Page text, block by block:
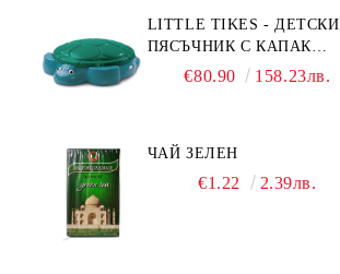
LITTLE TIKES - ДЕТСКИ
ПЯСЪЧНИК С КАПАК
TURTLE€80.90 158.23лв.
ЧАЙ ЗЕЛЕН
€1.22 2.39лв.